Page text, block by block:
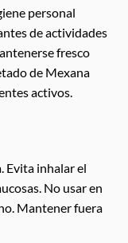
personal
de actividades
fresco
de Mexana
activos.
Evita inhalar el
No usar en
Mantener fuera